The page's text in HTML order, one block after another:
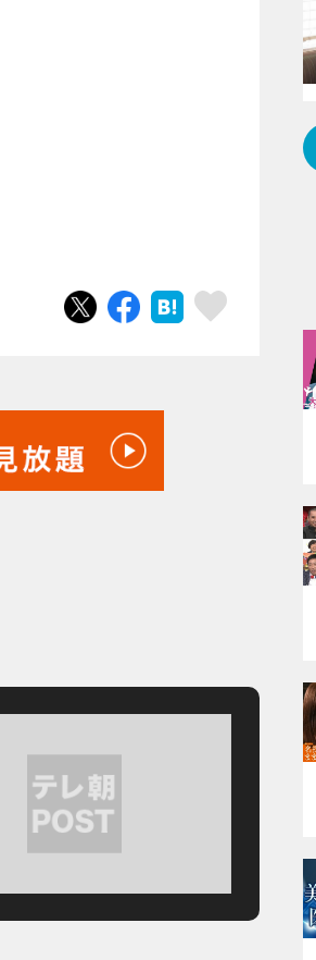
ツイートシェア はてブ